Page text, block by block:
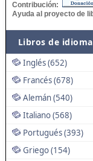
Contribución:
Ayuda al proyecto de
Libros de
Inglés (652)
Francés (678)
Alemán (540)
Italiano (568)
Portugués (393)
Griego (154)